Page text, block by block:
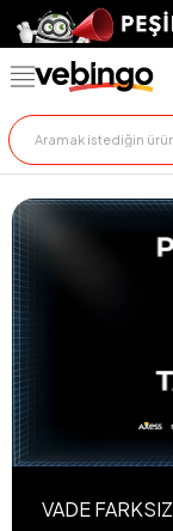
VADE FARKSIZ